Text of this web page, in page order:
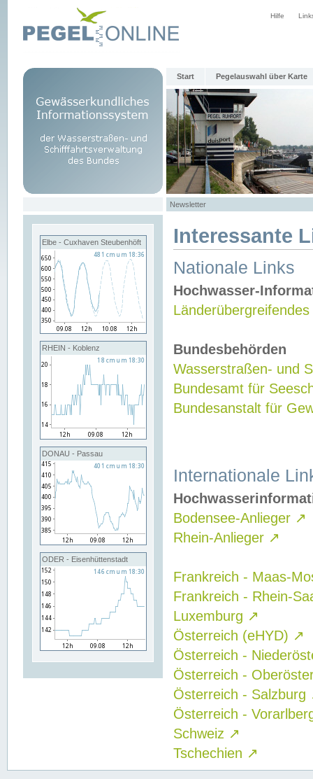
Hilfe
Start Pegelauswahl über Karte
Newsletter
Elbe - Cuxhaven Steubenhöft
RHEIN - Koblenz
DONAU - Passau
ODER - Eisenhüttenstadt
Interessante
Nationale Links
Hochwasser-
Bundesbehörden
Wasserstraßen- und
Bundesamt für
Bundesanstalt für
Internationale
Bodensee-Anlieger ↗
Rhein-Anlieger ↗
Frankreich - Maas-
Frankreich - Rhein-
Luxemburg ↗
Österreich (eHYD) ↗
Österreich -
Österreich -
Österreich - Salzburg
Österreich -
Schweiz ↗
Tschechien ↗